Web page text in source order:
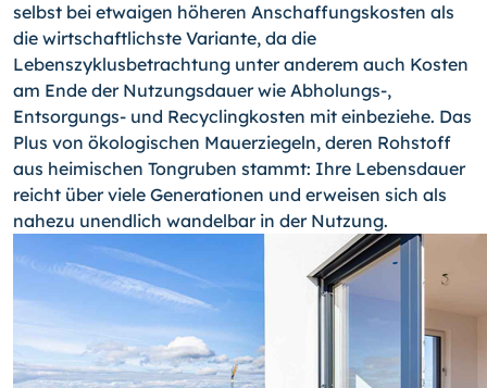
selbst bei etwaigen höheren Anschaffungskosten als
die wirtschaftlichste Variante, da die
Lebenszyklusbetrachtung unter anderem auch Kosten
am Ende der Nutzungsdauer wie Abholungs-,
Entsorgungs- und Recyclingkosten mit einbeziehe. Das
Plus von ökologischen Mauerziegeln, deren Rohstoff
aus heimischen Tongruben stammt: Ihre Lebensdauer
reicht über viele Generationen und erweisen sich als
nahezu unendlich wandelbar in der Nutzung.